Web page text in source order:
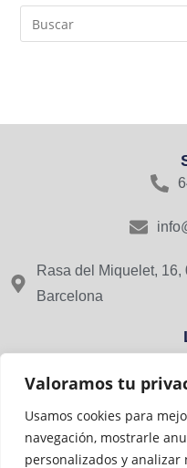
Valoramos tu
Usamos cookies para
navegación, mostrarle
personalizados y
Rasa del Miquelet,
Barcelona